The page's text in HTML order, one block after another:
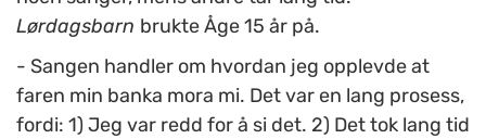
Lørdagsbarn brukte Åge 15 år på.
- Sangen handler om hvordan jeg opplevde at
faren min banka mora mi. Det var en lang prosess,
fordi: 1) Jeg var redd for å si det. 2) Det tok lang tid